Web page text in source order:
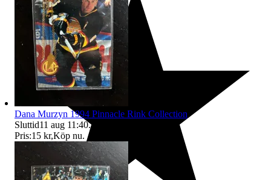
Dana Murzyn 1994 Pinnacle Rink Collection
Sluttid11 aug 11:40.
Pris:15 kr,Köp nu.